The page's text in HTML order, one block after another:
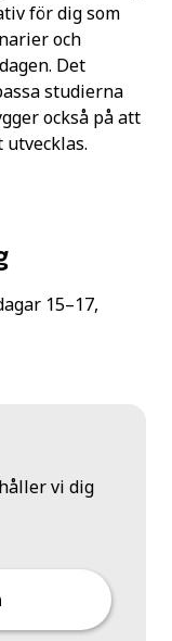
för dig som
och
Det
studierna
också på att
15–17,
vi dig